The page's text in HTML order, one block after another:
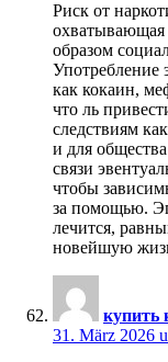
Риск от
охватывающая
образом
Употребление
как кокаин,
что ль
следствиям
и для
связи
чтобы
за помощью.
лечится,
новейшую
купить
31. März 2026